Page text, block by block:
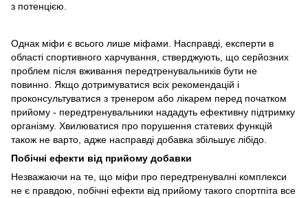
з потенцією.
Однак міфи є всього лише міфами. Насправді, експерти в
області спортивного харчування, стверджують, що серйозних
проблем після вживання передтренувальників бути не
повинно. Якщо дотримуватися всіх рекомендацій і
проконсультуватися з тренером або лікарем перед початком
прийому - передтренувальники нададуть ефективну підтримку
організму. Хвилюватися про порушення статевих функцій
також не варто, адже насправді добавка збільшує лібідо.
Побічні ефекти від прийому добавки
Незважаючи на те, що міфи про передтренувалні комплекси
не є правдою, побічні ефекти від прийому такого спортпіта все